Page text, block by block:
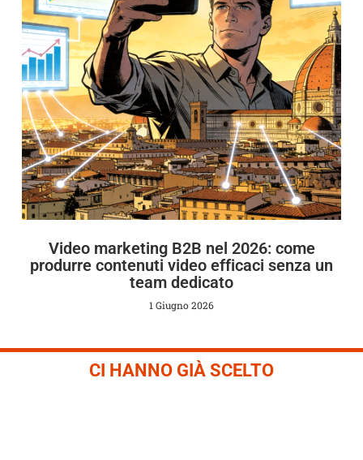
Video marketing B2B nel 2026: come
produrre contenuti video efficaci senza un
team dedicato
1 Giugno 2026
CI HANNO GIÀ SCELTO